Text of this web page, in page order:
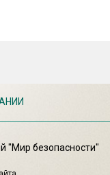
"Мир безопасности"